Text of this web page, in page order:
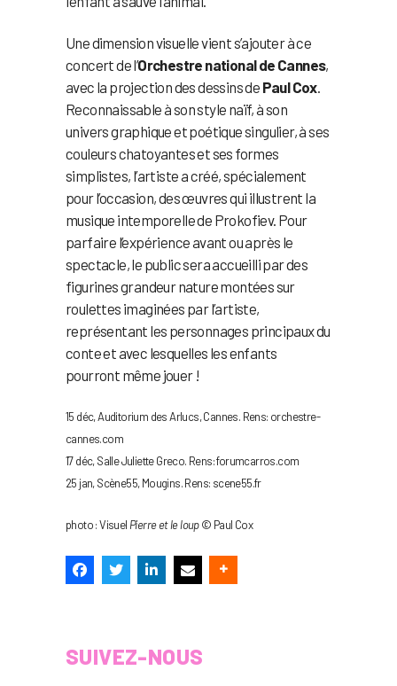
Une dimension visuelle vient s’ajouter à ce
concert de l’Orchestre national de Cannes,
avec la projection des dessins de Paul Cox.
Reconnaissable à son style naïf, à son
univers graphique et poétique singulier, à ses
couleurs chatoyantes et ses formes
simplistes, l’artiste a créé, spécialement
pour l’occasion, des œuvres qui illustrent la
musique intemporelle de Prokofiev. Pour
parfaire l’expérience avant ou après le
spectacle, le public sera accueilli par des
figurines grandeur nature montées sur
roulettes imaginées par l’artiste,
représentant les personnages principaux du
conte et avec lesquelles les enfants
pourront même jouer !
15 déc, Auditorium des Arlucs, Cannes. Rens: orchestre-
cannes.com
17 déc, Salle Juliette Greco. Rens: forumcarros.com
25 jan, Scène55, Mougins. Rens: scene55.fr
photo : Visuel Pierre et le loup© Paul Cox
SUIVEZ-NOUS